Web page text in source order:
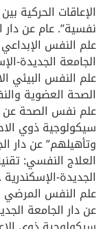
الإعاقات الحركية
نفسية”. عام عن دار
علم النفس
الجامعة الجديدة-
علم النفس البيئي
الصحة العضوية
علم نفس الصحة عن
سيكولوجية ذوي
وتأهيلهم” عن دار
العلاج النفسي:
الجديدة-الإسكندرية .
علم النفس المرضي
عن دار الجامعة